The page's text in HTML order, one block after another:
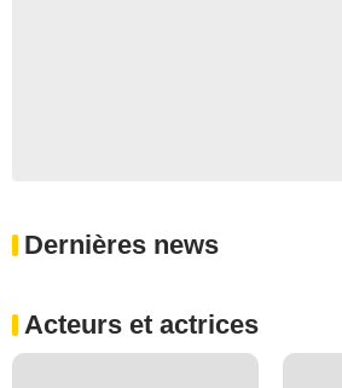
Dernières news
Acteurs et actrices